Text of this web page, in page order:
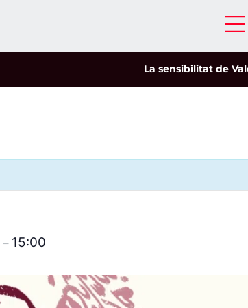
La sensibilitat de
– 15:00